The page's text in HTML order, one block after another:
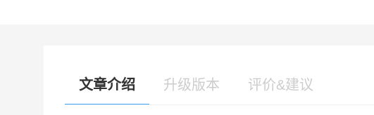
文章介绍 升级版本 评价&建议